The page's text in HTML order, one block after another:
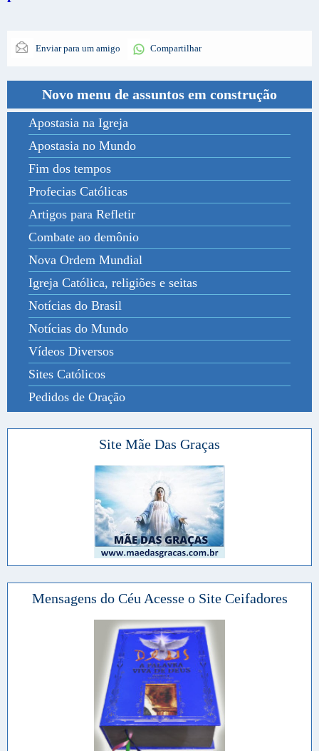
Enviar para um amigo Compartilhar
Novo menu de assuntos em construção
Apostasia na Igreja
Apostasia no Mundo
Fim dos tempos
Profecias Católicas
Artigos para Refletir
Combate ao demônio
Nova Ordem Mundial
Igreja Católica, religiões e seitas
Notícias do Brasil
Notícias do Mundo
Vídeos Diversos
Sites Católicos
Pedidos de Oração
Site Mãe Das Graças
Mensagens do Céu Acesse o Site Ceifadores